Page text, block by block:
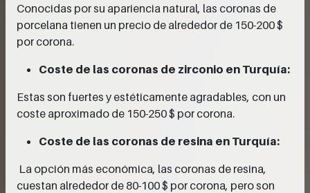
Conocidas por su apariencia natural, las coronas de
porcelana tienen un precio de alrededor de 150-200 $
por corona.
Coste de las coronas de zirconio en Turquía:
Estas son fuertes y estéticamente agradables, con un
coste aproximado de 150-250 $ por corona.
Coste de las coronas de resina en Turquía:
La opción más económica, las coronas de resina,
cuestan alrededor de 80-100 $ por corona, pero son